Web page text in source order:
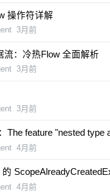
操作符详解
3月前
流：冷热Flow 全面解析
3月前
3月前
The feature "nested type
4月前
的
4月前